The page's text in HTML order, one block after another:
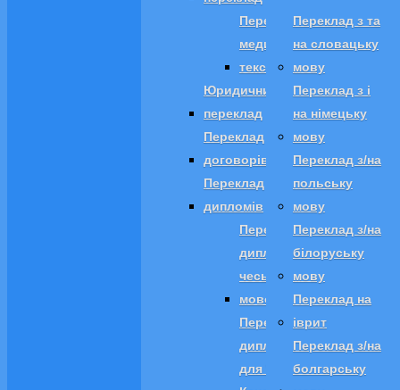
Переклад
медичних
текстів
Юридичний
переклад
Переклад
договорів
Переклад
дипломів
Переклад
диплома
чеською
мовою
Переклад
диплому
для WES
Переклад з та
на словацьку
мову
Переклад з і
на німецьку
мову
Переклад з/на
польську
мову
Переклад з/на
білоруську
мову
Переклад на
іврит
Переклад з/на
болгарську